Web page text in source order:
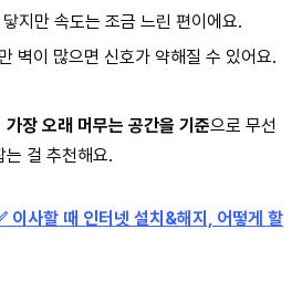
지만 속도는 조금 느린 편이에요.
벽이 많으면 신호가 약해질 수 있어요.
가장 오래 머무는 공간을 기준으로 무선
는 걸 추천해요.
이사할 때 인터넷 설치&해지, 어떻게 할